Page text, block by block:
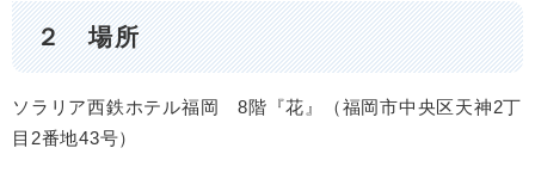
２ 場所
ソラリア西鉄ホテル福岡 8階『花』（福岡市中央区天神2丁
目2番地43号）